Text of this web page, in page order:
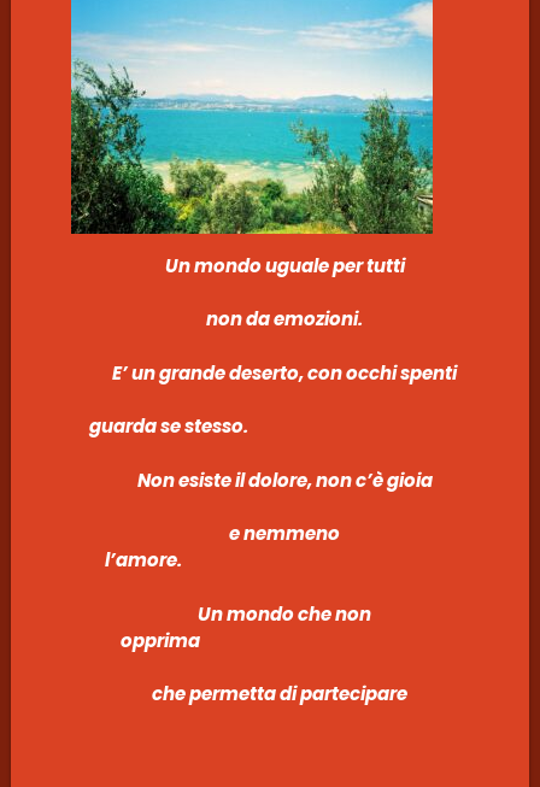
Un mondo uguale per tutti
non da emozioni.
E’ un grande deserto, con occhi spenti
guarda se stesso.
Non esiste il dolore, non c’è gioia
e nemmeno
l’amore.
Un mondo che non
opprima
che permetta di partecipare